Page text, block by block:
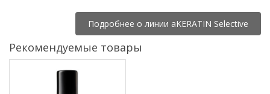
Подробнее о линии aKERATIN Selective
Рекомендуемые товары